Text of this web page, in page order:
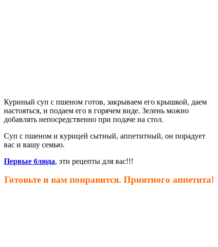
Куриный суп с пшеном готов, закрываем его крышкой, даем
настояться, и подаем его в горячем виде. Зелень можно
добавлять непосредственно при подаче на стол.
Суп с пшеном и курицей сытный, аппетитный, он порадует
вас и вашу семью.
Первые блюда, эти рецепты для вас!!!
Готовьте и вам понравится. Приятного аппетита!